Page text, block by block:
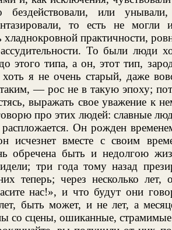
или
то есть не могли
хладнокровной практичности,
То были люди
этого типа, а он, этот тип,
я не очень старый, даже
— рос не в такую эпоху;
выражать свое уважение к
про этих людей: славные
Он рожден
исчезнет вместе с своим
обречена быть и недолгою
три года тому назад
теперь; через несколько лет,
нас!», и что будут они
быть может, и не лет, а
со сцены, ошиканные,